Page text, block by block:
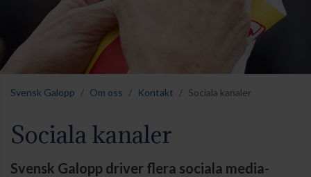
Svensk Galopp Om oss Kontakt Sociala kanaler
Sociala kanaler
Svensk Galopp driver flera sociala media-